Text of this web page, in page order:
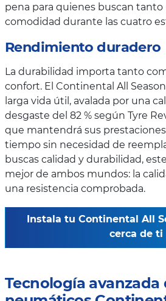
pena para quienes buscan
comodidad durante las cuatro
Rendimiento duradero
La durabilidad importa tanto
confort. El Continental All
larga vida útil, avalada por una
desgaste del 82 % según Tyre
que mantendrá sus
tiempo sin necesidad de
buscas calidad y durabilidad,
mejor de ambos mundos: la
una resistencia comprobada.
Instala tu Continental All
cerca de ti
Tecnología avanzada